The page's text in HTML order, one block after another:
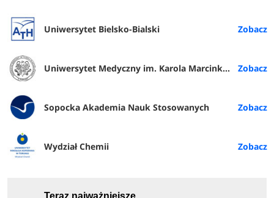
Uniwersytet Bielsko-Bialski
Uniwersytet Medyczny im. Karola Marcinkowskiego w Poznaniu
Sopocka Akademia Nauk Stosowanych
Wydział Chemii
Teraz najważniejsze